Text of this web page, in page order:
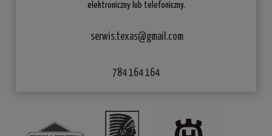
elektroniczny lub telefoniczny.
serwis.texas@gmail.com
784 164 164